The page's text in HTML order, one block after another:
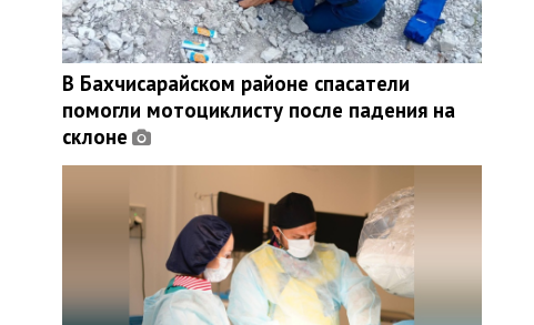
В Бахчисарайском районе спасатели
помогли мотоциклисту после падения на
склоне